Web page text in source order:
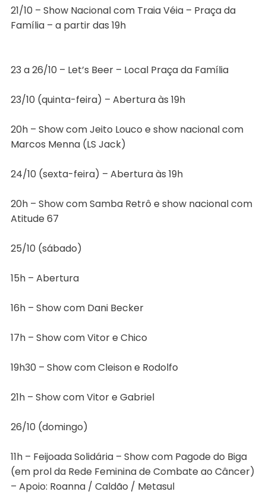
21/10 – Show Nacional com Traia Véia – Praça da
Família – a partir das 19h
23 a 26/10 – Let’s Beer – Local Praça da Família
23/10 (quinta-feira) – Abertura às 19h
20h – Show com Jeito Louco e show nacional com
Marcos Menna (LS Jack)
24/10 (sexta-feira) – Abertura às 19h
20h – Show com Samba Retrô e show nacional com
Atitude 67
25/10 (sábado)
15h – Abertura
16h – Show com Dani Becker
17h – Show com Vitor e Chico
19h30 – Show com Cleison e Rodolfo
21h – Show com Vitor e Gabriel
26/10 (domingo)
11h – Feijoada Solidária – Show com Pagode do Biga
(em prol da Rede Feminina de Combate ao Câncer)
– Apoio: Roanna / Caldão / Metasul